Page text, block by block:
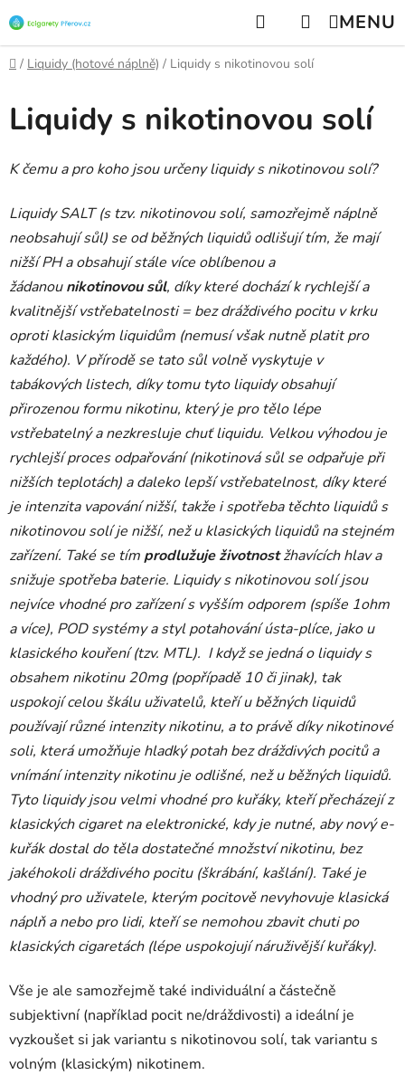
na
obsah
Hledat NÁKUPNÍ
KOŠÍK
Domů
/ Liquidy (hotové náplně) / Liquidy s nikotinovou solí
Liquidy s nikotinovou solí
K čemu a pro koho jsou určeny liquidy s nikotinovou solí?
Liquidy SALT (s tzv. nikotinovou solí, samozřejmě náplně
neobsahují sůl) se od běžných liquidů odlišují tím, že mají
nižší PH a obsahují stále více oblíbenou a
žádanounikotinovou sůl, díky které dochází k rychlejší a
kvalitnější vstřebatelnosti = bez dráždivého pocitu v krku
oproti klasickým liquidům (nemusí však nutně platit pro
každého). V přírodě se tato sůl volně vyskytuje v
tabákových listech, díky tomu tyto liquidy obsahují
přirozenou formu nikotinu, který je pro tělo lépe
vstřebatelný a nezkresluje chuť liquidu. Velkou výhodou je
rychlejší proces odpařování (nikotinová sůl se odpařuje při
nižších teplotách) a daleko lepší vstřebatelnost, díky které
je intenzita vapování nižší, takže i spotřeba těchto liquidů s
nikotinovou solí je nižší, než u klasických liquidů na stejném
zařízení. Také se tím prodlužuje životnostžhavících hlav a
snižuje spotřeba baterie. Liquidy s nikotinovou solí jsou
nejvíce vhodné pro zařízení s vyšším odporem (spíše 1ohm
a více), POD systémy a styl potahování ústa-plíce, jako u
klasického kouření (tzv. MTL). I když se jedná o liquidy s
obsahem nikotinu 20mg (popřípadě 10 či jinak), tak
uspokojí celou škálu uživatelů, kteří u běžných liquidů
používají různé intenzity nikotinu, a to právě díky nikotinové
soli, která umožňuje hladký potah bez dráždivých pocitů a
vnímání intenzity nikotinu je odlišné, než u běžných liquidů.
Tyto liquidy jsou velmi vhodné pro kuřáky, kteří přecházejí z
klasických cigaret na elektronické, kdy je nutné, aby nový e-
kuřák dostal do těla dostatečné množství nikotinu, bez
jakéhokoli dráždivého pocitu (škrábání, kašlání). Také je
vhodný pro uživatele, kterým pocitově nevyhovuje klasická
náplň a nebo pro lidi, kteří se nemohou zbavit chuti po
klasických cigaretách (lépe uspokojují náruživější kuřáky).
Vše je ale samozřejmě také individuální a částečně
subjektivní (například pocit ne/dráždivosti) a ideální je
vyzkoušet si jak variantu s nikotinovou solí, tak variantu s
volným (klasickým) nikotinem.